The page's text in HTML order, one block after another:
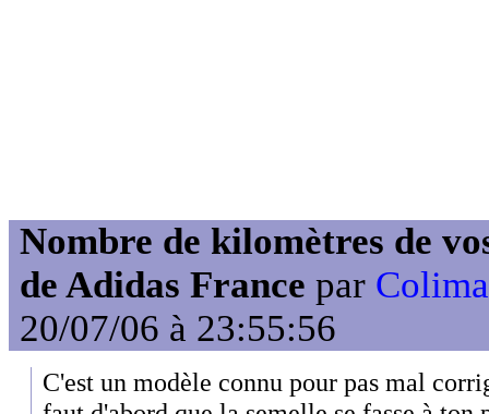
Nombre de kilomètres de
de Adidas France par
20/07/06 à 23:55:56
C'est un modèle connu pour pas mal